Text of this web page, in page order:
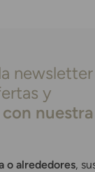
y
con
o alrededores,